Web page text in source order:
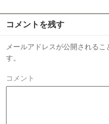
コメントを残す
メールアドレスが公開される
す。
コメント